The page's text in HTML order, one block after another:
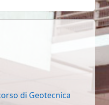
di Geotecnica